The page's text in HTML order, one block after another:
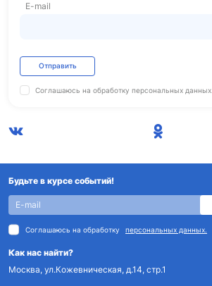
E-mail
Отправить
Соглашаюсь на обработку персональных данных.
Будьте в курсе событий!
Соглашаюсь на обработку персональных данных.
Как нас найти?
Москва, ул.Кожевническая, д.14, стр.1